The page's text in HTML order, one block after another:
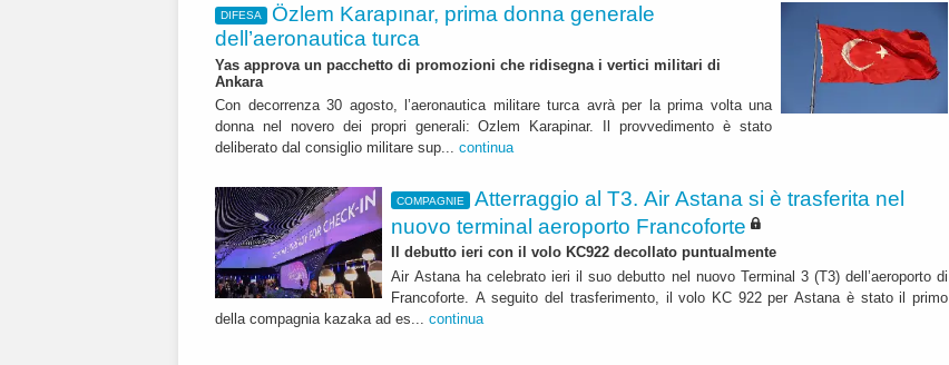
DIFESA
Özlem Karapınar, prima donna generale
dell’aeronautica turca
Yas approva un pacchetto di promozioni che ridisegna i vertici militari di
Ankara
Con decorrenza 30 agosto, l’aeronautica militare turca avrà per la prima volta una
donna nel novero dei propri generali: Ozlem Karapinar. Il provvedimento è stato
deliberato dal consiglio militare sup... continua
COMPAGNIE
Atterraggio al T3. Air Astana si è trasferita nel
nuovo terminal aeroporto Francoforte
Il debutto ieri con il volo KC922 decollato puntualmente
Air Astana ha celebrato ieri il suo debutto nel nuovo Terminal 3 (T3) dell’aeroporto di
Francoforte. A seguito del trasferimento, il volo KC 922 per Astana è stato il primo
della compagnia kazaka ad es... continua